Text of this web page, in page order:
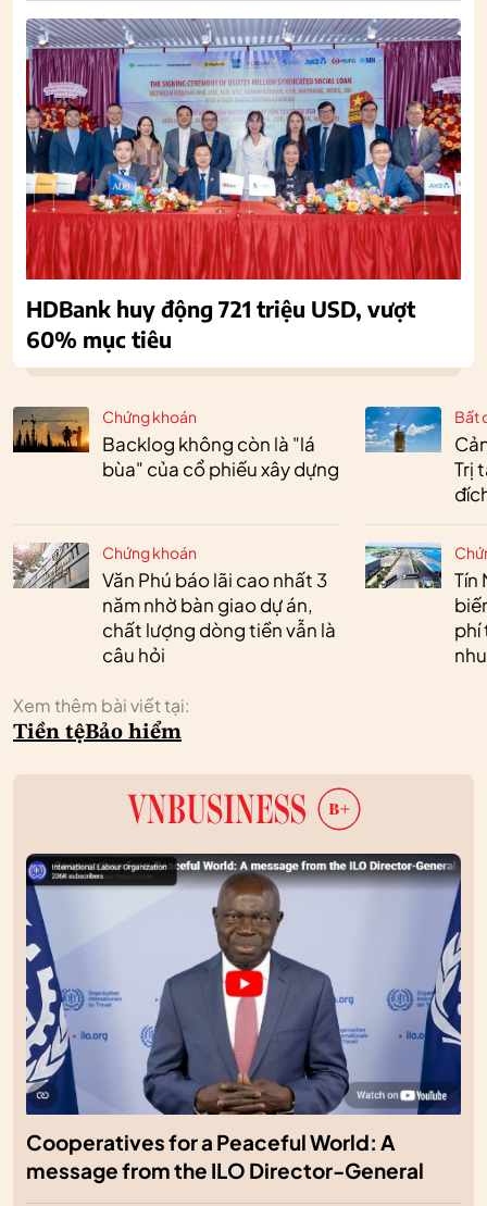
Chứng khoán
Backlog không còn là "lá
bùa" của cổ phiếu xây dựng
Chứng khoán
Văn Phú báo lãi cao nhất 3
năm nhờ bàn giao dự án,
chất lượng dòng tiền vẫn là
câu hỏi
Bất
Trị
Tín
phí
Xem thêm bài viết tại:
Tiền tệBảo hiểm
HDBank huy động 721 triệu USD, vượt
60% mục tiêu
Cooperatives for a Peaceful World: A
message from the ILO Director-General